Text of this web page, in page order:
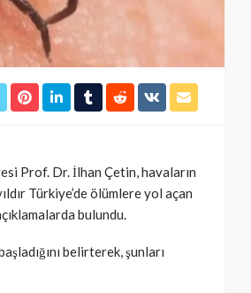
Prof. Dr. İlhan Çetin, havaların
Türkiye’de ölümlere yol açan
bulundu.
belirterek, şunları